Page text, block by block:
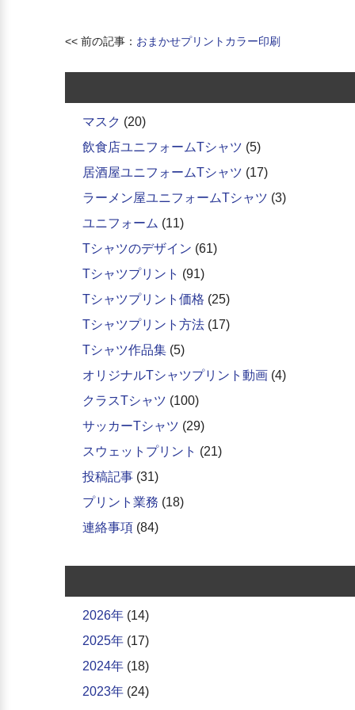
<< 前の記事： おまかせプリントカラー印刷
マスク (20)
飲食店ユニフォームTシャツ (5)
居酒屋ユニフォームTシャツ (17)
ラーメン屋ユニフォームTシャツ (3)
ユニフォーム (11)
Tシャツのデザイン (61)
Tシャツプリント (91)
Tシャツプリント価格 (25)
Tシャツプリント方法 (17)
Tシャツ作品集 (5)
オリジナルTシャツプリント動画 (4)
クラスTシャツ (100)
サッカーTシャツ (29)
スウェットプリント (21)
投稿記事 (31)
プリント業務 (18)
連絡事項 (84)
2026年 (14)
2025年 (17)
2024年 (18)
2023年 (24)